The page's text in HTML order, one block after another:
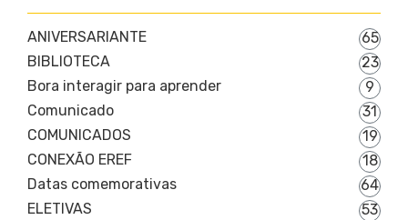
ANIVERSARIANTE
65
BIBLIOTECA
23
Bora interagir para aprender
9
Comunicado
31
COMUNICADOS
19
CONEXÃO EREF
18
Datas comemorativas
64
ELETIVAS
53